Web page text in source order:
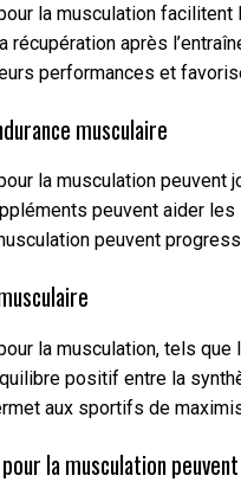
la musculation
récupération après
performances et
musculaire
la musculation peuvent
peuvent aider
peuvent
la musculation, tels
positif entre la
aux sportifs de
la musculation